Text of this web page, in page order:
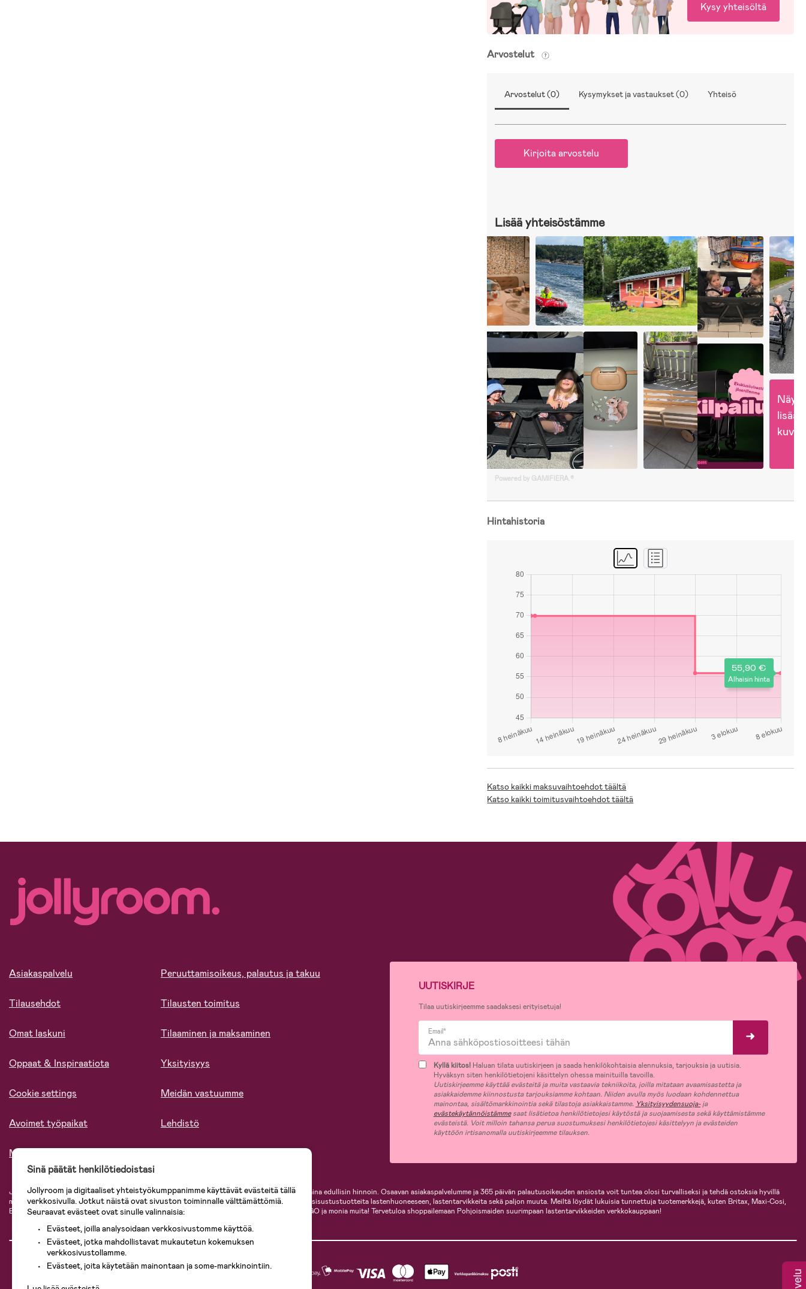
Kysy yhteisöltä
Arvostelut
Arvostelut (0) Kysymykset ja vastaukset (0) Yhteisö
Kirjoita arvostelu
Lisää yhteisöstämme
lisää
kuvia
Powered by GAMIFIERA.®
Hintahistoria
55,90 €
Alhaisin hinta
Katso kaikki maksuvaihtoehdot täältä
Katso kaikki toimitusvaihtoehdot täältä
Asiakaspalvelu
Tilausehdot
Omat laskuni
Oppaat & Inspiraatiota
Cookie settings
Avoimet työpaikat
Meistä
Peruuttamisoikeus, palautus ja takuu
Tilausten toimitus
Tilaaminen ja maksaminen
Yksityisyys
Meidän vastuumme
Lehdistö
UUTISKIRJE
Tilaa uutiskirjeemme saadaksesi erityisetuja!
Email*
Kyllä kiitos!Haluan tilata uutiskirjeen ja saada henkilökohtaisia alennuksia, tarjouksia ja uutisia.
Hyväksyn siten henkilötietojeni käsittelyn ohessa mainituilla tavoilla.
Uutiskirjeemme käyttää evästeitä ja muita vastaavia tekniikoita, joilla mitataan avaamisastetta ja
asiakkaidemme kiinnostusta tarjouksiamme kohtaan. Niiden avulla myös luodaan kohdennettua
mainontaa, sisältömarkkinointia sekä tilastoja asiakkaistamme. Yksityisyydensuoja-ja
evästekäytännöistämmesaat lisätietoa henkilötietojesi käytöstä ja suojaamisesta sekä käyttämistämme
evästeistä. Voit milloin tahansa perua suostumuksesi henkilötietojesi käsittelyyn ja evästeiden
käyttöön irtisanomalla uutiskirjeemme tilauksen.
Jollyroomin laajasta valikoimasta tilaat kaiken tarvittavan lapsiperheelle nopeasti, helposti ja aina edullisin hinnoin. Osaavan asiakaspalvelumme ja 365 päivän palautusoikeuden ansiosta voit tuntea olosi turvalliseksi ja tehdä ostoksia hyvillä
mielin. Jollyroomilta saat lastenvaunut, turvaistuimet, vaatteet vauvoille ja lapsille, inspiroivia sisustustuotteita lastenhuoneeseen, lastentarvikkeita sekä paljon muuta. Meiltä löydät lukuisia tunnettuja tuotemerkkejä, kuten Britax, Maxi-Cosi,
Baby Jogger, BabyBjörn, Didriksons, KidKraft, Ergobaby, Philips Avent, Neonate, Cybex, LEGO ja monia muita! Tervetuloa shoppailemaan Pohjoismaiden suurimpaan lastentarvikkeiden verkkokauppaan!
Sinä päätät henkilötiedoistasi
Jollyroom ja digitaaliset yhteistyökumppanimme käyttävät evästeitä tällä
verkkosivulla. Jotkut näistä ovat sivuston toiminnalle välttämättömiä.
Seuraavat evästeet ovat sinulle valinnaisia:
Evästeet, joilla analysoidaan verkkosivustomme käyttöä.
Evästeet, jotka mahdollistavat mukautetun kokemuksen
verkkosivustollamme.
Evästeet, joita käytetään mainontaan ja some-markkinointiin.